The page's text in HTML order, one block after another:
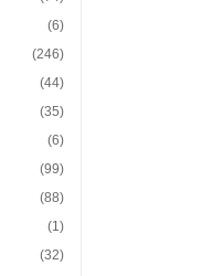
(6)
(246)
(44)
(35)
(6)
(99)
(88)
(1)
(32)